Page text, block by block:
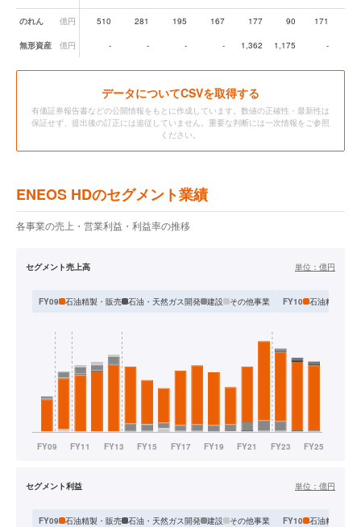
のれん 億円 510 281 195 167 177 90 171
無形資産 億円 - - - - 1,362 1,175 -
データについてCSVを取得する
有価証券報告書などの公開情報をもとに作成しています。数値の正確性・最新性は
保証せず、提出後の訂正には追従していません。重要な判断には一次情報をご参照
ください。
ENEOS HDのセグメント業績
各事業の売上・営業利益・利益率の推移
セグメント売上高 単位： 億円
FY09 石油精製・販売 石油・天然ガス開発 建設 その他事業 FY10 石油精製販売
セグメント利益 単位： 億円
FY09 石油精製・販売 石油・天然ガス開発 建設 その他事業 FY10 石油精製販売